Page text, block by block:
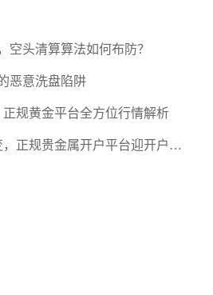
空头清算算法如何布防？
恶意洗盘陷阱
规黄金平台全方位行情解析
正规贵金属开户平台迎开户热